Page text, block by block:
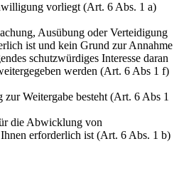
vorliegt (Art. 6 Abs. 1 a)
Ausübung oder Verteidigung
ist und kein Grund zur Annahme
schutzwürdiges Interesse daran
werden (Art. 6 Abs 1 f)
Weitergabe besteht (Art. 6 Abs 1
die Abwicklung von
erforderlich ist (Art. 6 Abs. 1 b)